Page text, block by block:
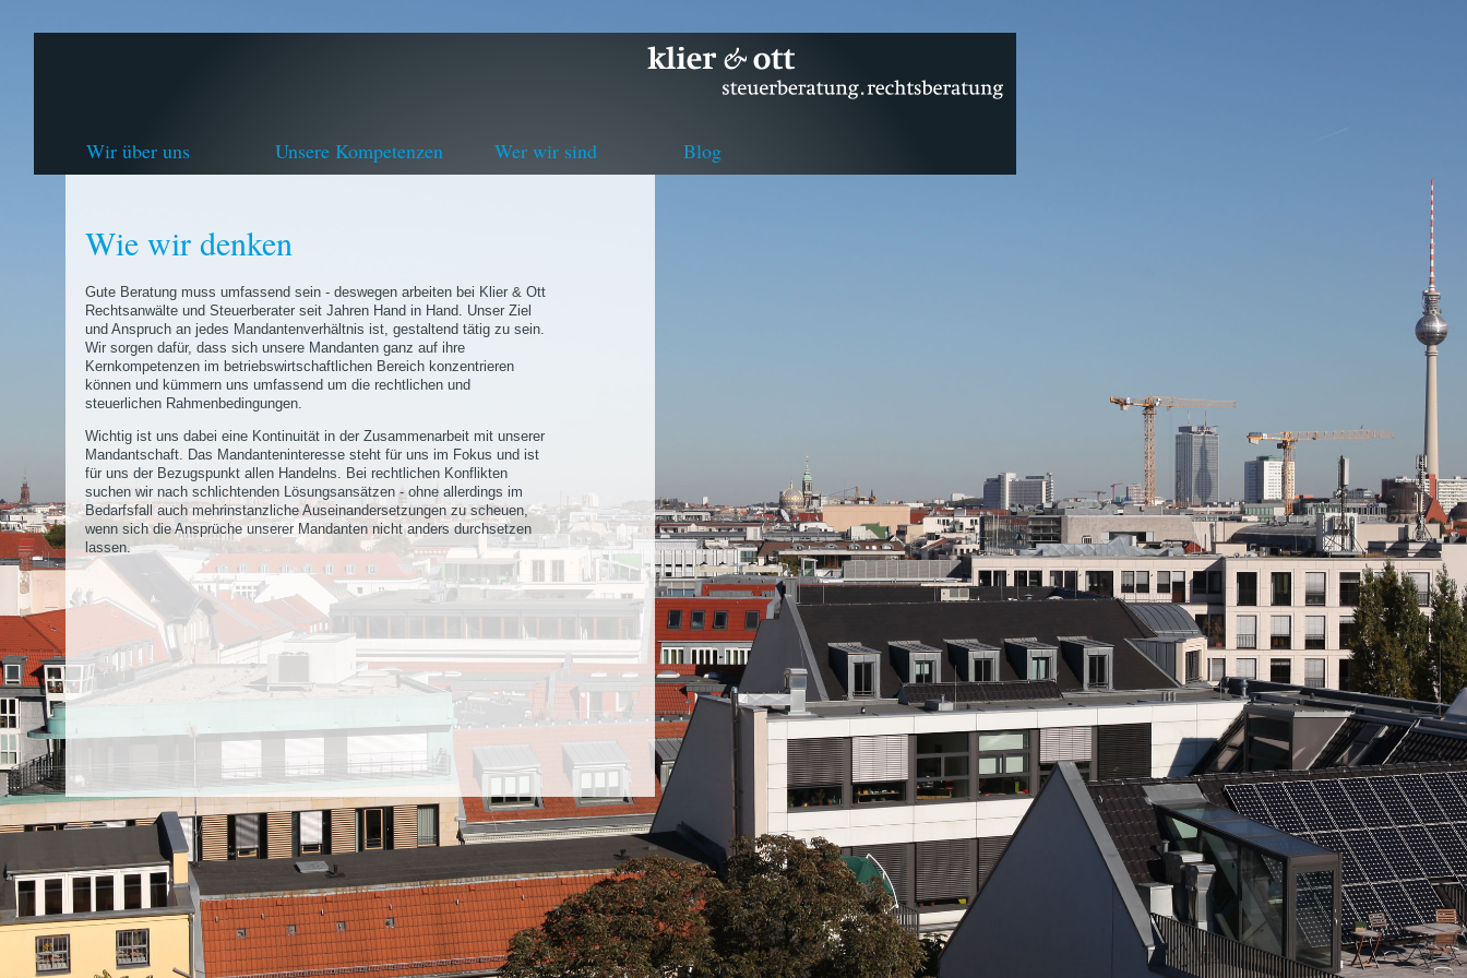
Wir über uns Unsere Kompetenzen Wer wir sind Blog
Wie wir denken
Gute Beratung muss umfassend sein - deswegen arbeiten bei Klier & Ott
Rechtsanwälte und Steuerberater seit Jahren Hand in Hand. Unser Ziel
und Anspruch an jedes Mandantenverhältnis ist, gestaltend tätig zu sein.
Wir sorgen dafür, dass sich unsere Mandanten ganz auf ihre
Kernkompetenzen im betriebswirtschaftlichen Bereich konzentrieren
können und kümmern uns umfassend um die rechtlichen und
steuerlichen Rahmenbedingungen.
Wichtig ist uns dabei eine Kontinuität in der Zusammenarbeit mit unserer
Mandantschaft. Das Mandanteninteresse steht für uns im Fokus und ist
für uns der Bezugspunkt allen Handelns. Bei rechtlichen Konflikten
suchen wir nach schlichtenden Lösungsansätzen - ohne allerdings im
Bedarfsfall auch mehrinstanzliche Auseinandersetzungen zu scheuen,
wenn sich die Ansprüche unserer Mandanten nicht anders durchsetzen
lassen.